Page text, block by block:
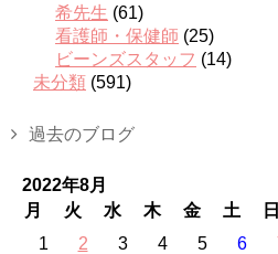
希先生 (61)
看護師・保健師 (25)
ビーンズスタッフ (14)
未分類 (591)
過去のブログ
2022年8月
月
火 水 木 金 土
日
1
2 3 4 5 6